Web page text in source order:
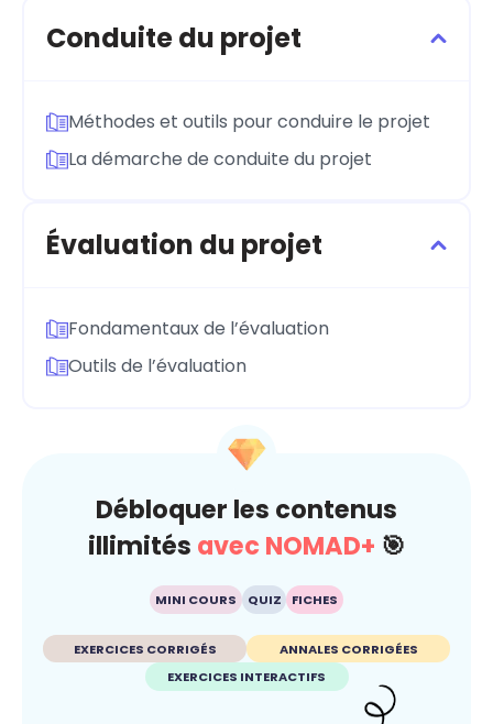
Conduite du projet
Méthodes et outils pour conduire le projet
La démarche de conduite du projet
Évaluation du projet
Fondamentaux de l’évaluation
Outils de l’évaluation
Débloquer les contenus
illimités avec NOMAD+ 🎯
MINI COURS QUIZ FICHES
EXERCICES CORRIGÉS
ANNALES CORRIGÉES
EXERCICES INTERACTIFS